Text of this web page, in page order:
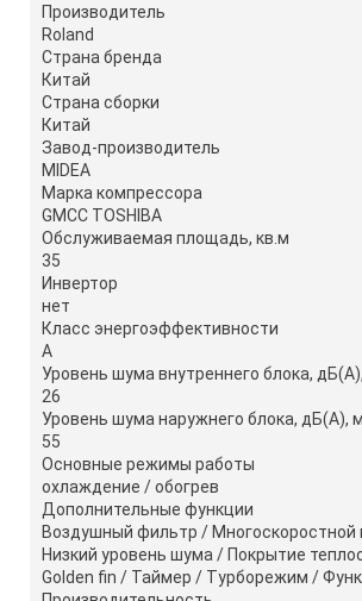
Производитель
Roland
Страна бренда
Китай
Страна сборки
Китай
Завод-производитель
MIDEA
Марка компрессора
GMCC TOSHIBA
Обслуживаемая площадь, кв.м
35
Инвертор
нет
Класс энергоэффективности
A
Уровень шума внутреннего блока,
26
Уровень шума наружнего блока, дБ(А),
55
Основные режимы работы
охлаждение / обогрев
Дополнительные функции
Воздушный фильтр / Многоскоростной
Низкий уровень шума / Покрытие
Golden fin / Таймер / Турборежим /